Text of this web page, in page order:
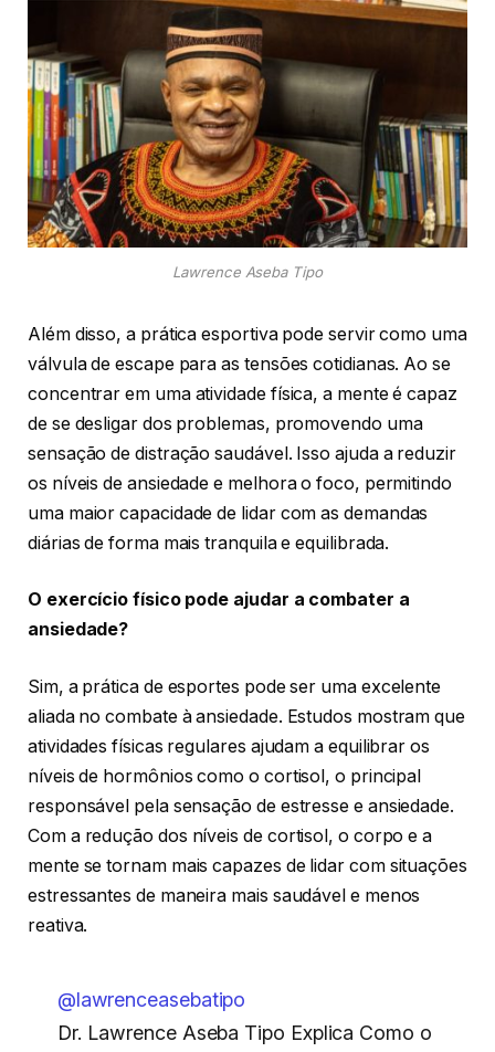
Lawrence Aseba Tipo
Além disso, a prática esportiva pode servir como uma
válvula de escape para as tensões cotidianas. Ao se
concentrar em uma atividade física, a mente é capaz
de se desligar dos problemas, promovendo uma
sensação de distração saudável. Isso ajuda a reduzir
os níveis de ansiedade e melhora o foco, permitindo
uma maior capacidade de lidar com as demandas
diárias de forma mais tranquila e equilibrada.
O exercício físico pode ajudar a combater a
ansiedade?
Sim, a prática de esportes pode ser uma excelente
aliada no combate à ansiedade. Estudos mostram que
atividades físicas regulares ajudam a equilibrar os
níveis de hormônios como o cortisol, o principal
responsável pela sensação de estresse e ansiedade.
Com a redução dos níveis de cortisol, o corpo e a
mente se tornam mais capazes de lidar com situações
estressantes de maneira mais saudável e menos
reativa.
@lawrenceasebatipo
Dr. Lawrence Aseba Tipo Explica Como o